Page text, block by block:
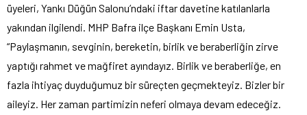
üyeleri, Yankı Düğün Salonu’ndaki iftar davetine katılanlarla
yakından ilgilendi. MHP Bafra ilçe Başkanı Emin Usta,
“Paylaşmanın, sevginin, bereketin, birlik ve beraberliğin zirve
yaptığı rahmet ve mağfiret ayındayız. Birlik ve beraberliğe, en
fazla ihtiyaç duyduğumuz bir süreçten geçmekteyiz. Bizler bir
aileyiz. Her zaman partimizin neferi olmaya devam edeceğiz.